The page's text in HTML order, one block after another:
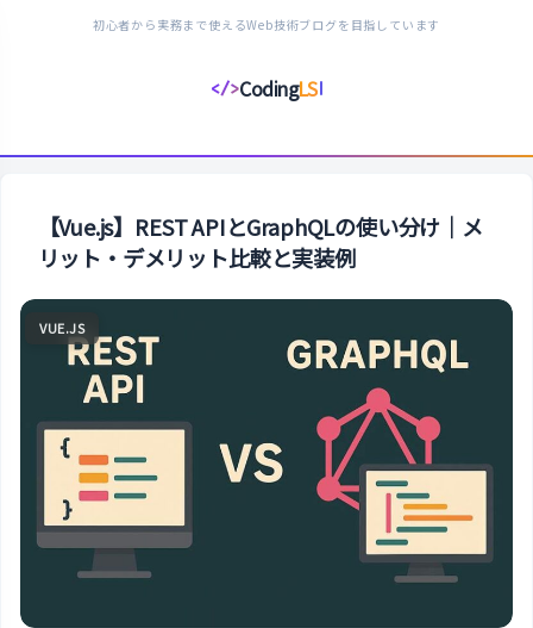
初心者から実務まで使えるWeb技術ブログを目指しています
</>CodingLS
コ
デ
ン
グ
ル
【Vue.js】REST APIとGraphQLの使い分け｜メ
リット・デメリット比較と実装例
VUE.JS